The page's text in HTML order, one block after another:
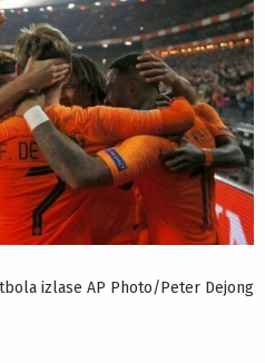
izlase AP Photo/Peter Dejong